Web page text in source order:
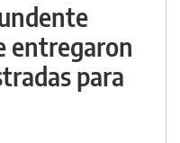
entregaron
para